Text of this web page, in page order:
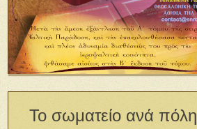
Το σωματείο ανά πόλη